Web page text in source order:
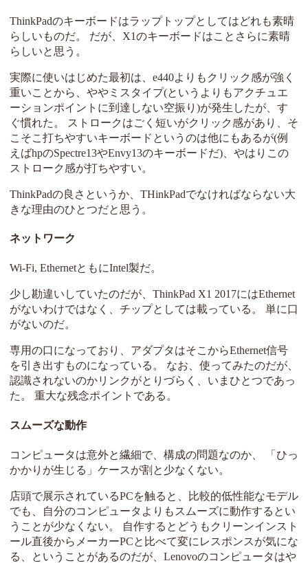
ThinkPadのキーボードはラップトップとしてはどれも素晴
らしいものだ。 だが、X1のキーボードはことさらに素晴
らしいと思う。
実際に使いはじめた最初は、e440よりもクリック感が強く
重いことから、ややミスタイプ(というよりもアクチュエ
ーションポイントに到達しない空振り)が発生したが、す
ぐ慣れた。 ストロークはごく短いがクリック感があり、そ
こそこ打ちやすいキーボードというのは他にもあるが(例
えばhpのSpectre13やEnvy13のキーボードだ)、やはりこの
ストローク感が打ちやすい。
ThinkPadの良さというか、THinkPadでなければならない大
きな理由のひとつだと思う。
ネットワーク
Wi-Fi, EthernetともにIntel製だ。
少し勘違いしていたのだが、ThinkPad X1 2017にはEthernet
がないわけではなく、チップとしては載っている。 単に口
がないのだ。
専用の口になっており、アダプタはそこからEthernet信号
を引き出すものになっている。 なお、使ってみたのだが、
認識されないのかリンクがとりづらく、いまひとつであっ
た。 重大な残念ポイントである。
スムーズな動作
コンピュータは意外と繊細で、構成の問題なのか、 「ひっ
かかりが生じる」ケースが割と少なくない。
店頭で展示されているPCを触ると、比較的低性能なモデル
でも、自分のコンピュータよりもスムーズに動作するとい
うことが少なくない。 自作するとどうもクリーンインスト
ール直後からメーカーPCと比べて変にレスポンスが気にな
る、ということがあるのだが、Lenovoのコンピュータはや